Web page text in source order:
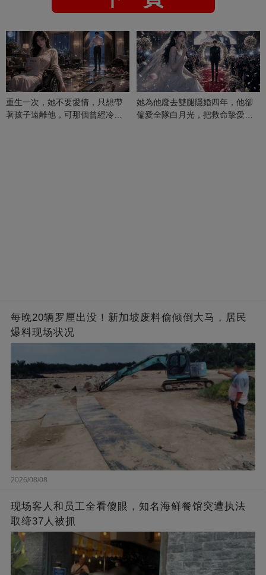
重生一次，她不要愛情，只想帶
著孩子遠離他，可那個曾經冷漠
她為他廢去雙腿隱婚四年，他卻
偏愛全隊白月光，把救命摯愛當
每晚20辆罗厘出没！新加坡废料偷倾倒大马，居民
爆料现场状况
2026/08/08
现场客人和员工全看傻眼，知名海鲜餐馆突遭执法
取缔37人被抓